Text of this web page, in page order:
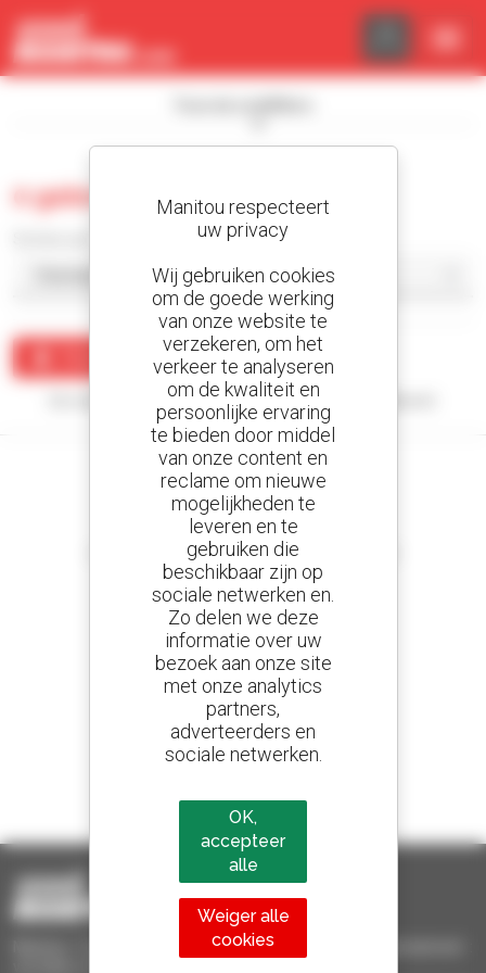
0 gebruikt graafmachine
Maak een waarschuwing
Uw zoekopdracht heeft geen enkel resultaat opgeleverd.
Stel meldingen in
en ontvang advertenties van tweedehandsmaterieel
800 dealers
Manitou wereldwijd
Verkocht in de wereld is een manitou
Manitou Tweedehands - Tweedehands behandelingsmaterieel :
Cookies beheer paneel
Manitou respecteert
uw privacy
Wij gebruiken cookies
om de goede werking
van onze website te
verzekeren, om het
verkeer te analyseren
om de kwaliteit en
persoonlijke ervaring
te bieden door middel
van onze content en
reclame om nieuwe
mogelijkheden te
leveren en te
gebruiken die
beschikbaar zijn op
sociale netwerken en.
Zo delen we deze
informatie over uw
bezoek aan onze site
met onze analytics
partners,
adverteerders en
sociale netwerken.
OK,
accepteer
alle
Weiger alle
cookies